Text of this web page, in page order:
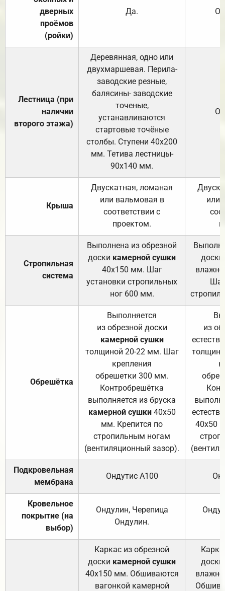
дверных
проёмов
(ройки)
Да.
Лестница (при
наличии
второго этажа)
Деревянная, одно или
двухмаршевая. Перила-
заводские резные,
балясины- заводские
точеные,
устанавливаются
стартовые точёные
столбы. Ступени 40х200
мм. Тетива лестницы-
90х140 мм.
Крыша
Двускатная, ломаная
или вальмовая в
соответствии с
проектом.
или
Стропильная
система
Выполнена из обрезной
доски камерной сушки
40х150 мм. Шаг
установки стропильных
ног 600 мм.
доски
Обрешётка
Выполняется
из обрезной доски
камерной сушки
толщиной 20-22 мм. Шаг
крепления
обрешетки 300 мм.
Контробрешётка
выполняется из бруска
камерной сушки40х50
мм. Крепится по
стропильным ногам
(вентиляционный зазор).
из
40х50
Подкровельная
мембрана
Ондутис А100
Кровельное
покрытие (на
выбор)
Ондулин, Черепица
Ондулин.
Каркас из обрезной
доски камерной сушки
40х150 мм. Обшиваются
вагонкой камерной
доски